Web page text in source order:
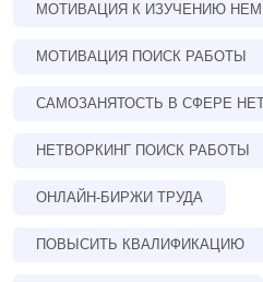
МОТИВАЦИЯ К ИЗУЧЕНИЮ
МОТИВАЦИЯ ПОИСК РАБОТЫ
САМОЗАНЯТОСТЬ В СФЕРЕ
НЕТВОРКИНГ ПОИСК РАБОТЫ
ОНЛАЙН-БИРЖИ ТРУДА
ПОВЫСИТЬ КВАЛИФИКАЦИЮ